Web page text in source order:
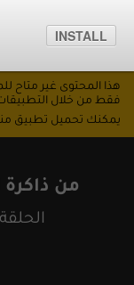
INSTALL
من ذاكرة
الحلقة 98
هذا المحتوى غير متاح
فقط من خلال التطبيقات
يمكنك تحميل تطبيق منصة 51 من متاجر